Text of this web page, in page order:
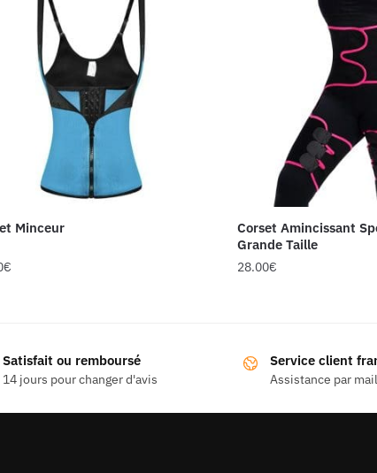
Minceur
€
Corset Amincissant
Grande Taille
28.00€
plusieurs
variations.
Satisfait ou remboursé
14 jours pour changer d'avis
Service client
Assistance par